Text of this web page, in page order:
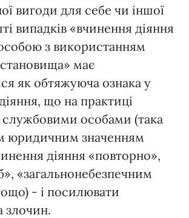
вигоди для себе чи іншої
випадків «вчинення діяння
з використанням
має
як обтяжуюча ознака у
що на практиці
особами (така
юридичним значенням
діяння «повторно»,
«загальнонебезпечним
- і посилювати
злочин.